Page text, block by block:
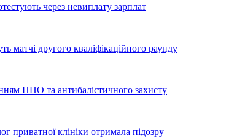
через невиплату зарплат
матчі другого кваліфікаційного раунду
ППО та антибалістичного захисту
приватної клініки отримала підозру